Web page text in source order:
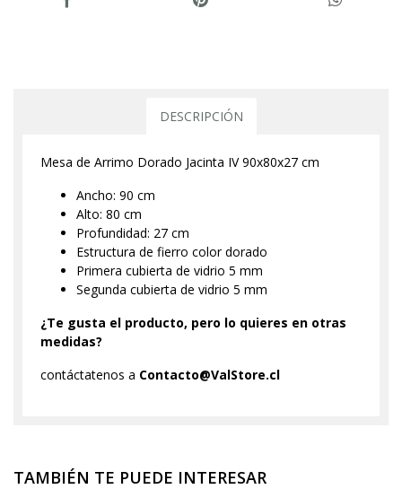
DESCRIPCIÓN
Mesa de Arrimo Dorado Jacinta IV 90x80x27 cm
Ancho: 90 cm
Alto: 80 cm
Profundidad: 27 cm
Estructura de fierro color dorado
Primera cubierta de vidrio 5 mm
Segunda cubierta de vidrio 5 mm
¿Te gusta el producto, pero lo quieres en otras
medidas?
contáctatenos a Contacto@ValStore.cl
TAMBIÉN TE PUEDE INTERESAR